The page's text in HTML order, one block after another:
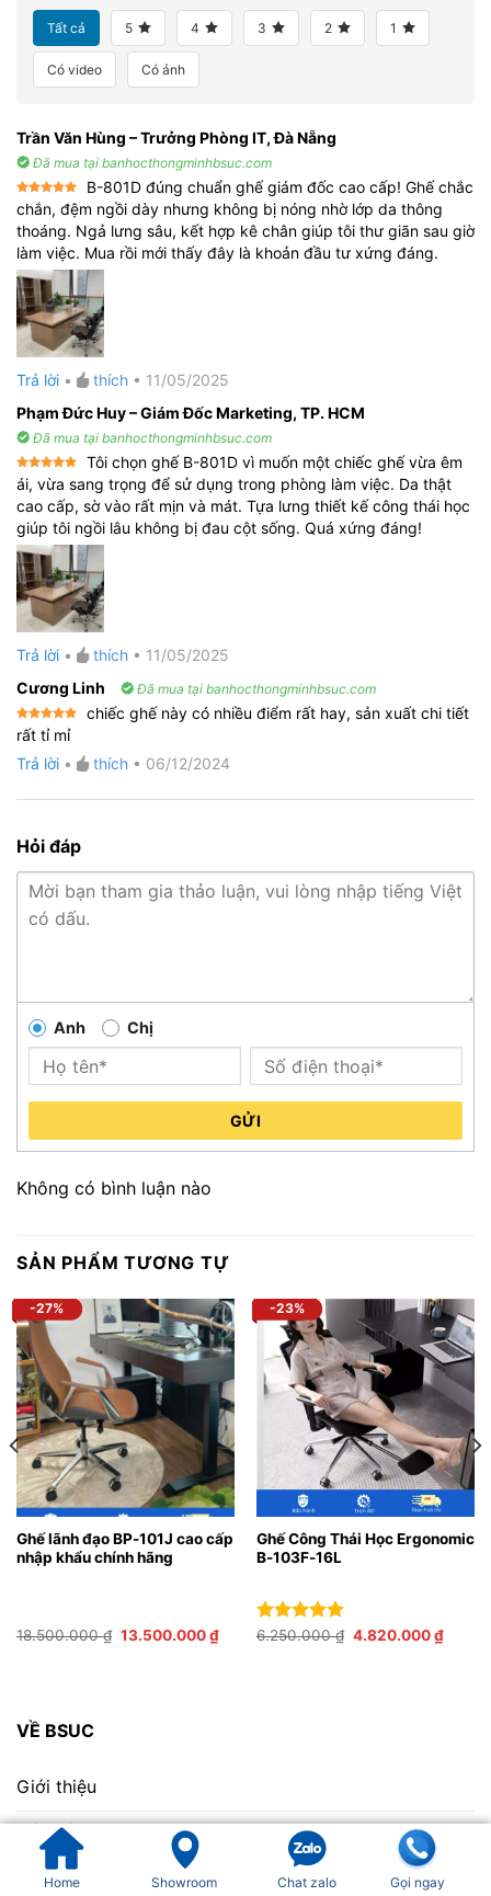
Tất cả 5 4 3 2 1
Có video Có ảnh
Trần Văn Hùng – Trưởng Phòng IT, Đà Nẵng
Đã mua tại banhocthongminhbsuc.com
Được xếp
hạng 5 5
sao
B-801D đúng chuẩn ghế giám đốc cao cấp! Ghế chắc
chắn, đệm ngồi dày nhưng không bị nóng nhờ lớp da thông
thoáng. Ngả lưng sâu, kết hợp kê chân giúp tôi thư giãn sau giờ
làm việc. Mua rồi mới thấy đây là khoản đầu tư xứng đáng.
Trả lời • thích • 11/05/2025
Phạm Đức Huy – Giám Đốc Marketing, TP. HCM
Đã mua tại banhocthongminhbsuc.com
Được xếp
hạng55
sao
Tôi chọn ghế B-801D vì muốn một chiếc ghế vừa êm
ái, vừa sang trọng để sử dụng trong phòng làm việc. Da thật
cao cấp, sờ vào rất mịn và mát. Tựa lưng thiết kế công thái học
giúp tôi ngồi lâu không bị đau cột sống. Quá xứng đáng!
Trả lời • thích • 11/05/2025
Cương Linh
Đã mua tại banhocthongminhbsuc.com
Được xếp
hạng5 5
sao
chiếc ghế này có nhiều điểm rất hay, sản xuất chi tiết
rất tỉ mỉ
Trả lời • thích • 06/12/2024
Hỏi đáp
Anh Chị
GỬI
Không có bình luận nào
SẢN PHẨM TƯƠNG TỰ
-27%
Ghế lãnh đạo BP-101J cao cấp
nhập khẩu chính hãng
18.500.000₫ Giá
13.500.000₫Giá
hiện
-23%
Ghế Công Thái Học Ergonomic
B-103F-16L
Được xếp
6.250.000₫ Giá
4.820.000₫Giá
hiện
VỀ BSUC
Giới thiệu
Liên hệ
CEO Kiều Thị Tươi
Home Showroom Chat zalo Gọi ngay